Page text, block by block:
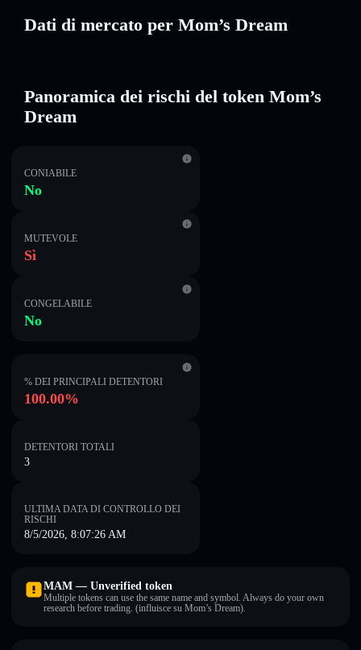
Dati di mercato per Mom’s Dream
Panoramica dei rischi del token Mom’s
Dream
CONIABILE
No
MUTEVOLE
Sì
CONGELABILE
No
% DEI PRINCIPALI DETENTORI
100.00%
DETENTORI TOTALI
3
ULTIMA DATA DI CONTROLLO DEI
RISCHI
8/5/2026, 8:07:26 AM
MAM — Unverified token
Multiple tokens can use the same name and symbol. Always do your own
research before trading. (influisce su Mom’s Dream).